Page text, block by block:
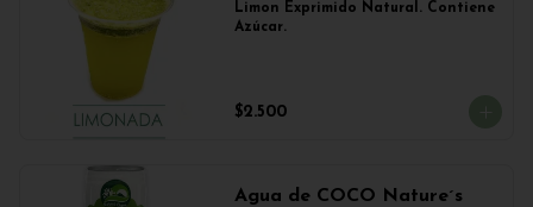
Limon Exprimido Natural. Contiene
Azúcar.
$2.500
Agua de COCO Nature´s